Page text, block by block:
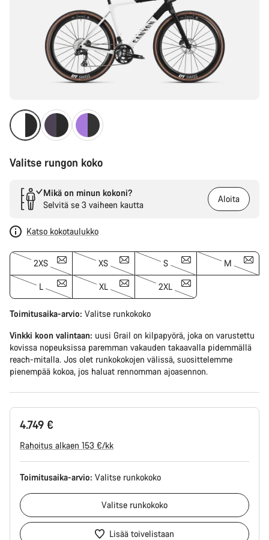
Valitse rungon koko
Mikä on minun kokoni?
Selvitä se 3 vaiheen kautta
Aloita
Katso kokotaulukko
2XS XS S M
L XL 2XL
Toimitusaika-arvio: Valitse runkokoko
Vinkki koon valintaan: uusi Grail on kilpapyörä, joka on varustettu
kovissa nopeuksissa paremman vakauden takaavalla pidemmällä
reach-mitalla. Jos olet runkokokojen välissä, suosittelemme
pienempää kokoa, jos haluat rennomman ajoasennon.
4.749 €
Rahoitus alkaen 153 €/kk
Toimitusaika-arvio: Valitse runkokoko
Valitse runkokoko
Lisää toivelistaan